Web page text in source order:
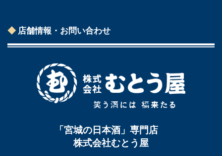
店舗情報・お問い合わせ
「宮城の日本酒」専門店
株式会社むとう屋